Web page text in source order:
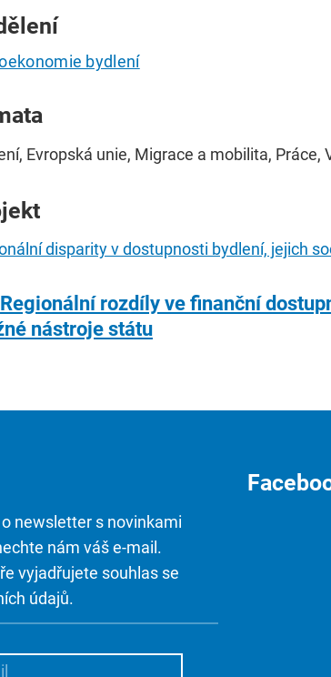
bydlení
Evropská unie, Migrace a mobilita, Práce,
disparity v dostupnosti bydlení, jejich
Regionální rozdíly ve finanční
nástroje státu
newsletter s novinkami
nám váš e-mail.
vyjadřujete souhlas se
údajů.